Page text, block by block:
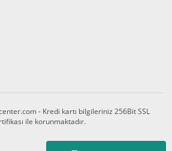
- Kredi kartı bilgileriniz 256Bit SSL
ile korunmaktadır.